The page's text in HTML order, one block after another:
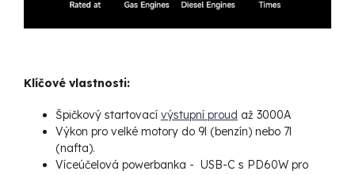
Klíčové vlastnosti:
Špičkový startovací výstupní proud až 3000A
Výkon pro velké motory do 9l (benzín) nebo 7l
(nafta).
Víceúčelová powerbanka - USB-C s PD60W pro